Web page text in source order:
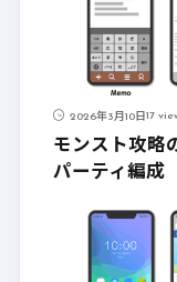
2026年3月10日17
モンスト攻略
パーティ編成